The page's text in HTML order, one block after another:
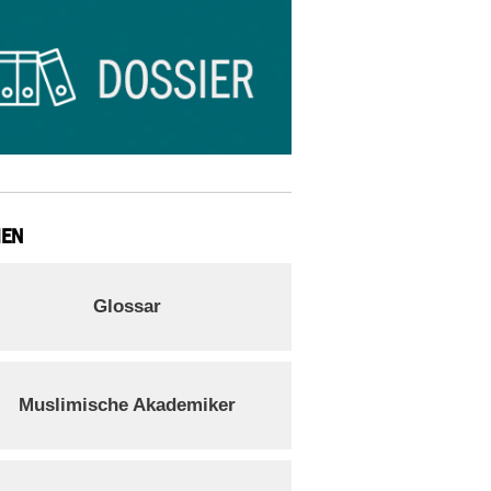
Glossar
Muslimische Akademiker